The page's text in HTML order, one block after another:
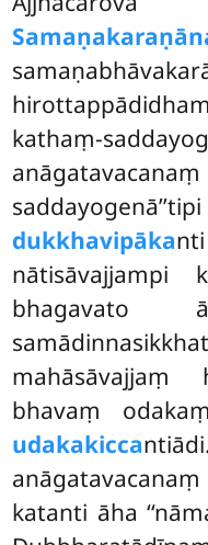
kathaṃ-
dukkhavipāka
nātisāvajjampi
bhagavato
bhavaṃ
udakakicca
katanti āha